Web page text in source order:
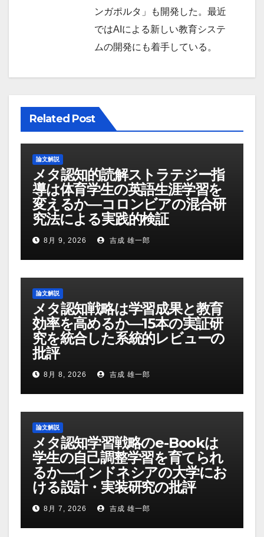
ンガポルタ」も開発した。最近
ではAIによる新しい教育システ
ムの開発にも着手している。
Related Post
論文解説
メタ認知的読解ストラテジー指
導は体育学生の英語生涯学習を
変えるか―コロンビアの混合研
究法による実践的検証
8月 9, 2026 吉成 雄一郎
論文解説
メタ認知戦略は学習成果と教育
効率を高めるか―15本の実証研
究を統合した系統的レビューの
批評
8月 8, 2026 吉成 雄一郎
論文解説
メタ認知学習戦略のe-Bookは
学生の自己調整学習を育てられ
るか―インドネシアの大学にお
ける設計・実装研究の批評
8月 7, 2026 吉成 雄一郎